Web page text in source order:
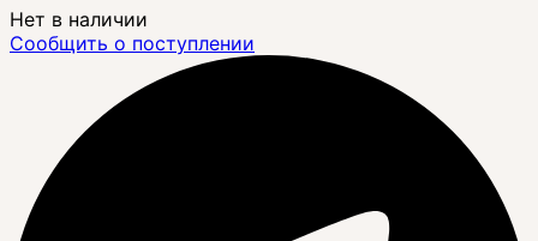
Нет в наличии
Сообщить о поступлении